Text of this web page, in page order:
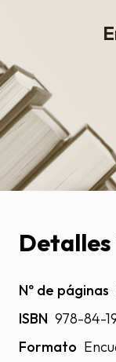
Detalles
Nº de páginas
ISBN 978-84-
Formato